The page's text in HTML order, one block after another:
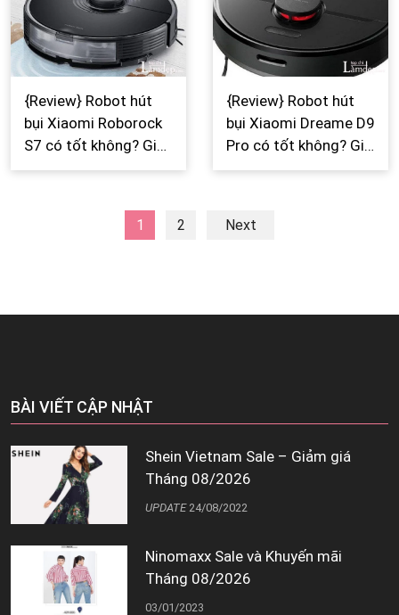
{Review} Robot hút
bụi Xiaomi Roborock
S7 có tốt không? Giá
bao nhiêu? Mua ở đâu
{Review} Robot hút
bụi Xiaomi Dreame D9
Pro có tốt không? Giá
bao nhiêu? Mua ở đâu
1 2 Next
BÀI VIẾT CẬP NHẬT
Shein Vietnam Sale – Giảm giá
Tháng 08/2026
UPDATE 24/08/2022
Ninomaxx Sale và Khuyến mãi
Tháng 08/2026
03/01/2023